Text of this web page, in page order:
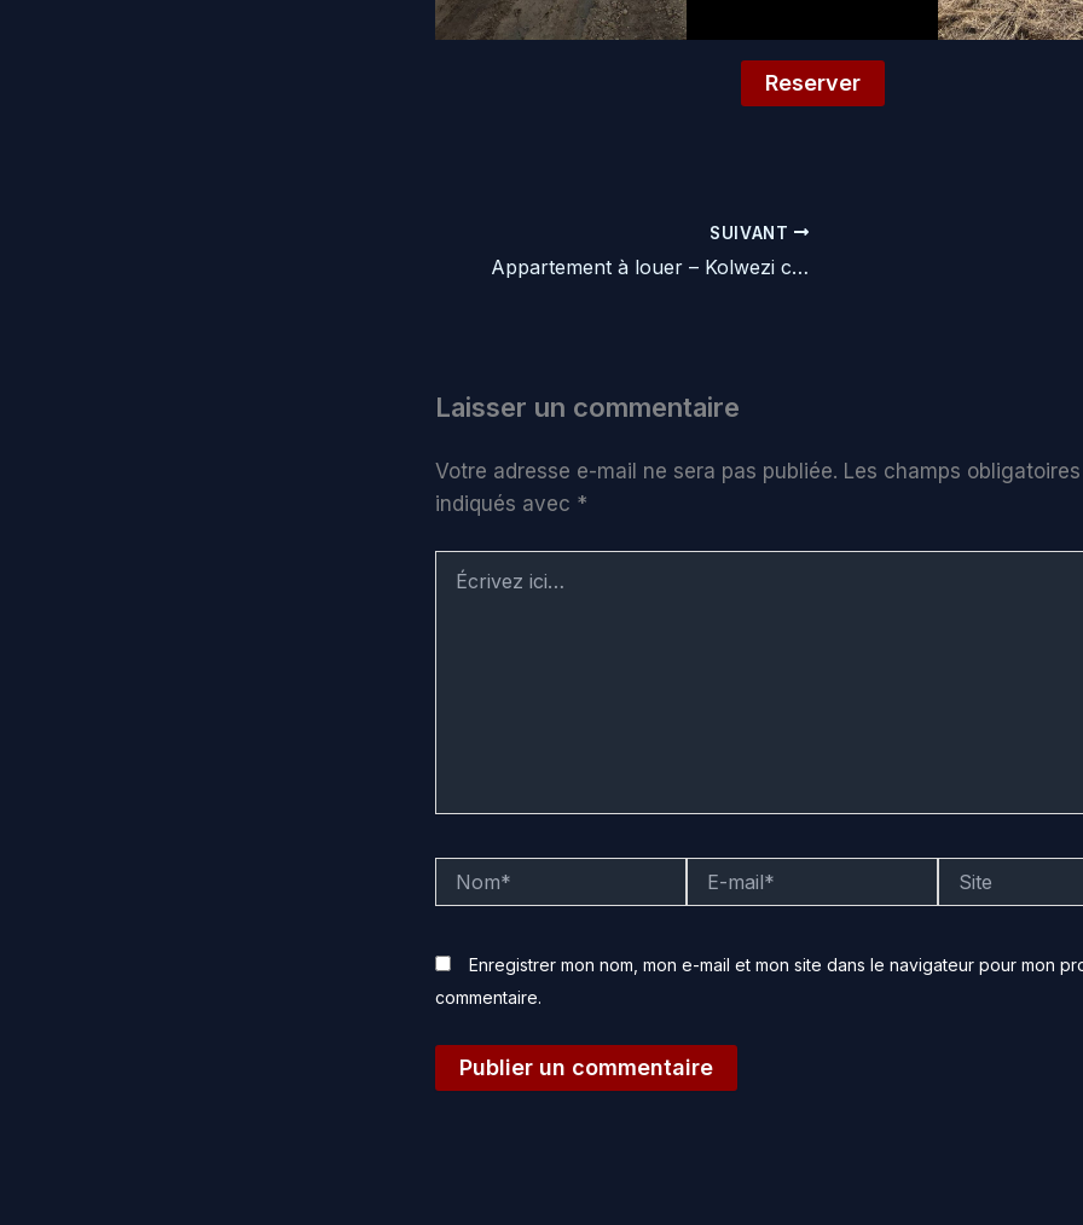
Reserver
SUIVANT
Appartement à louer – Kolwezi centre ville
Laisser un commentaire
Votre adresse e-mail ne sera pas publiée. Les champs
indiqués avec *
ici…
mail*
Enregistrer mon nom, mon e-mail et mon site dans le navigateur pour mon
commentaire.